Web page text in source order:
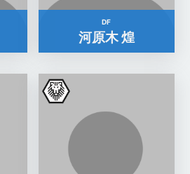
DF
河原木 煌